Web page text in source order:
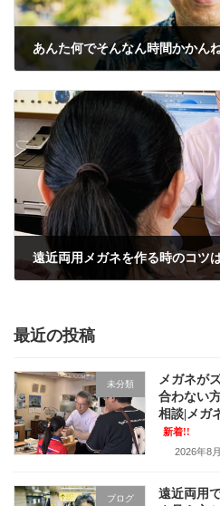
最近の投稿
未分類
メガネが
合わない
相談|メガ
新着!!
2026年8
ブログ
遠近両用